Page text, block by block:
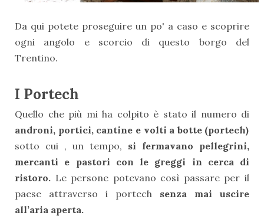
Da qui potete proseguire un po' a caso e scoprire
ogni angolo e scorcio di questo borgo del
Trentino.
I Portech
Quello che più mi ha colpito è stato il numero di
androni, portici, cantine e volti a botte (portech)
sotto cui , un tempo, si fermavano pellegrini,
mercanti e pastori con le greggi in cerca di
ristoro. Le persone potevano così passare per il
paese attraverso i portech senza mai uscire
all’aria aperta.